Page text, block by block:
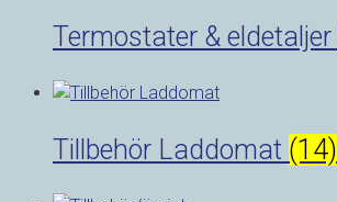
Termostater & eldetaljer
Tillbehör Laddomat (14)